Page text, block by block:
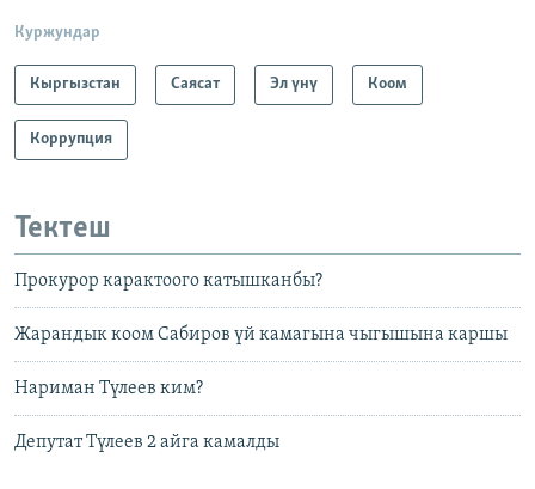
Куржундар
Кыргызстан Саясат Эл үнү Коом
Коррупция
Тектеш
Прокурор карактоого катышканбы?
Жарандык коом Сабиров үй камагына чыгышына каршы
Нариман Түлеев ким?
Депутат Түлеев 2 айга камалды